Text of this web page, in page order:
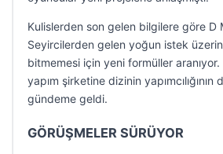
Kulislerden son gelen bilgilere göre D
Seyircilerden gelen yoğun istek
bitmemesi için yeni formüller
yapım şirketine dizinin yapımcılığının
gündeme geldi.
GÖRÜŞMELER SÜRÜYOR